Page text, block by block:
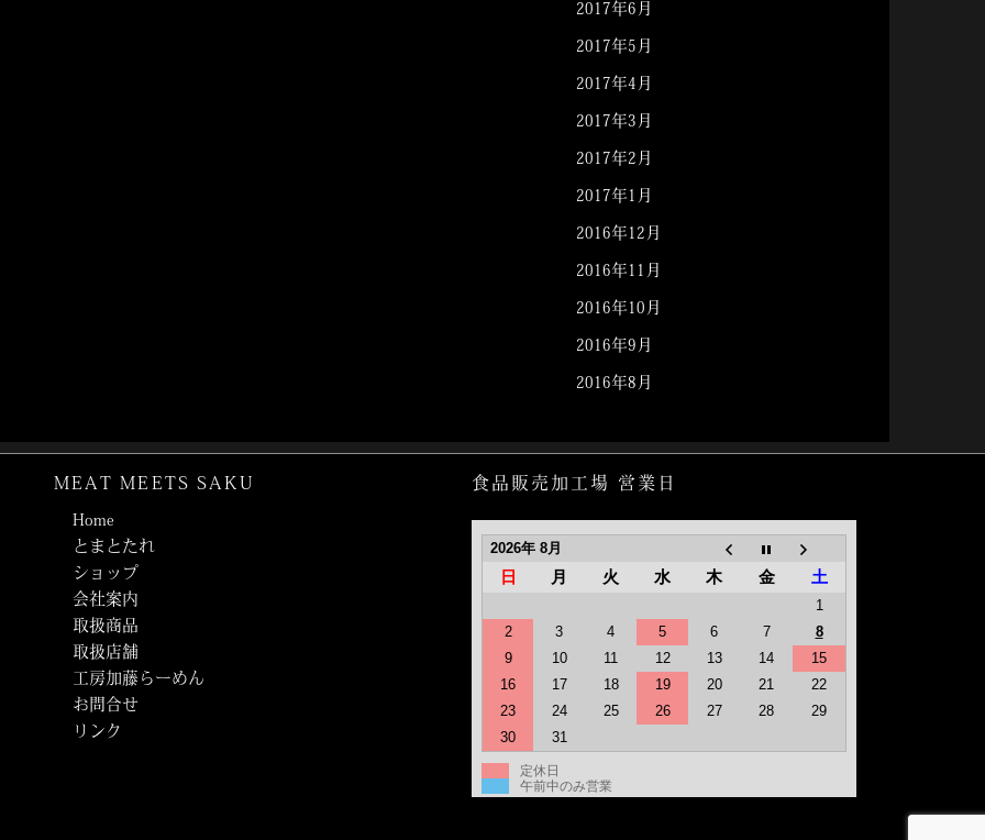
2017年6月
2017年5月
2017年4月
2017年3月
2017年2月
2017年1月
2016年12月
2016年11月
2016年10月
2016年9月
2016年8月
MEAT MEETS SAKU
Home
とまとたれ
ショップ
会社案内
取扱商品
取扱店舗
工房加藤らーめん
お問合せ
リンク
食品販売加工場 営業日
2026年 8月
日 月 火 水 木 金 土
1
2
3 4 5 6 7
8
9
10 11 12 13 14
15
16
17 18 19 20 21
22
23
24 25 26 27 28
29
30
31
定休日
午前中のみ営業